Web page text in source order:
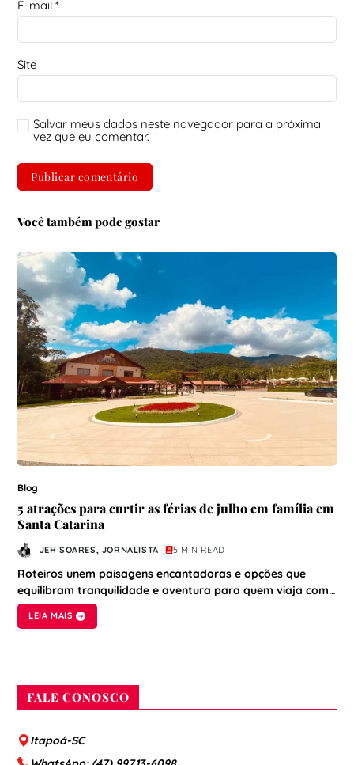
E-mail *
Site
Salvar meus dados neste navegador para a próxima
vez que eu comentar.
Você também pode gostar
Blog
5 atrações para curtir as férias de julho em família em
Santa Catarina
JEH SOARES, JORNALISTA 5 MIN READ
Roteiros unem paisagens encantadoras e opções que
equilibram tranquilidade e aventura para quem viaja com…
LEIA MAIS
FALE CONOSCO
Itapoá-SC